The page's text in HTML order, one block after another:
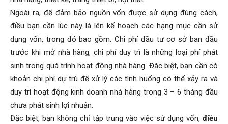
Ngoài ra, để đảm bảo nguồn vốn được sử dụng đúng cách,
điều bạn cần lúc này là lên kế hoạch các hạng mục cần sử
dụng vốn, trong đó bao gồm: Chi phí đầu tư cơ sở ban đầu
trước khi mở nhà hàng, chi phí duy trì là những loại phí phát
sinh trong quá trình hoạt động nhà hàng. Đặc biệt, bạn cần có
khoản chi phí dự trù để xử lý các tình huống có thể xảy ra và
duy trì hoạt động kinh doanh nhà hàng trong 3 – 6 tháng đầu
chưa phát sinh lợi nhuận.
Đặc biệt, bạn không chỉ tập trung vào việc sử dụng vốn, điều